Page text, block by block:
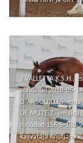
2.VALLETTA K.S.H.,
sündinud 2018-05-
D`ARSOUILLES,
DE MUZE Z, emaisa
mõõdud 156,5-180-
kasvataja Kristjan